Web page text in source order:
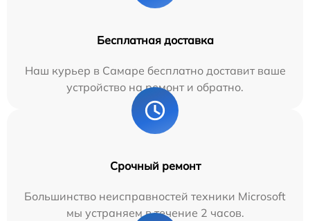
Бесплатная доставка
Наш курьер в Самаре бесплатно доставит ваше
устройство на ремонт и обратно.
Срочный ремонт
Большинство неисправностей техники Microsoft
мы устраняем в течение 2 часов.